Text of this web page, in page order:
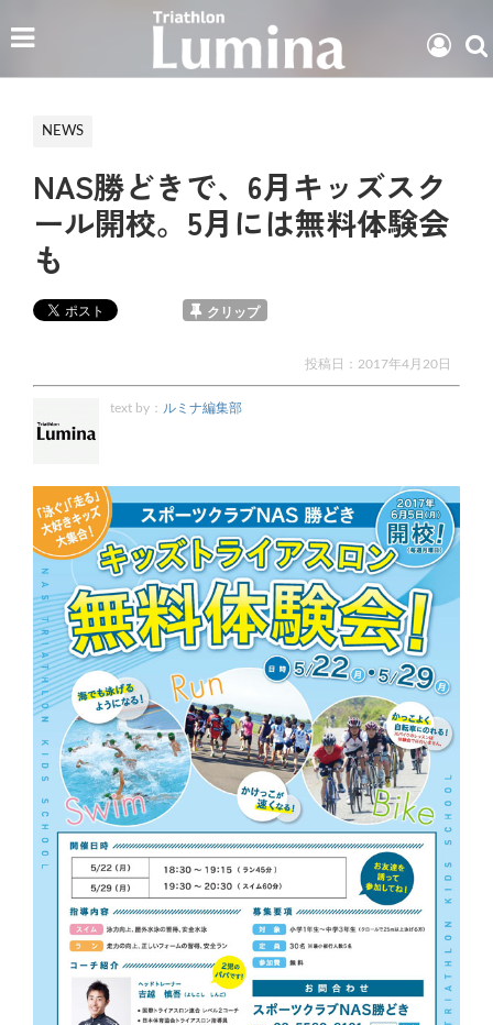
NEWS
NAS勝どきで、6月キッズスク
ール開校。5月には無料体験会
も
クリップ
投稿日： 2017年4月20日
text by： ルミナ編集部